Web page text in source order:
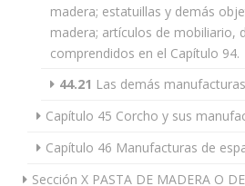
madera; estatuillas y demás
madera; artículos de mobiliario,
comprendidos en el Capítulo 94.
44.21 Las demás
Capítulo 45 Corcho y sus
Capítulo 46 Manufacturas de
Sección X PASTA DE MADERA O